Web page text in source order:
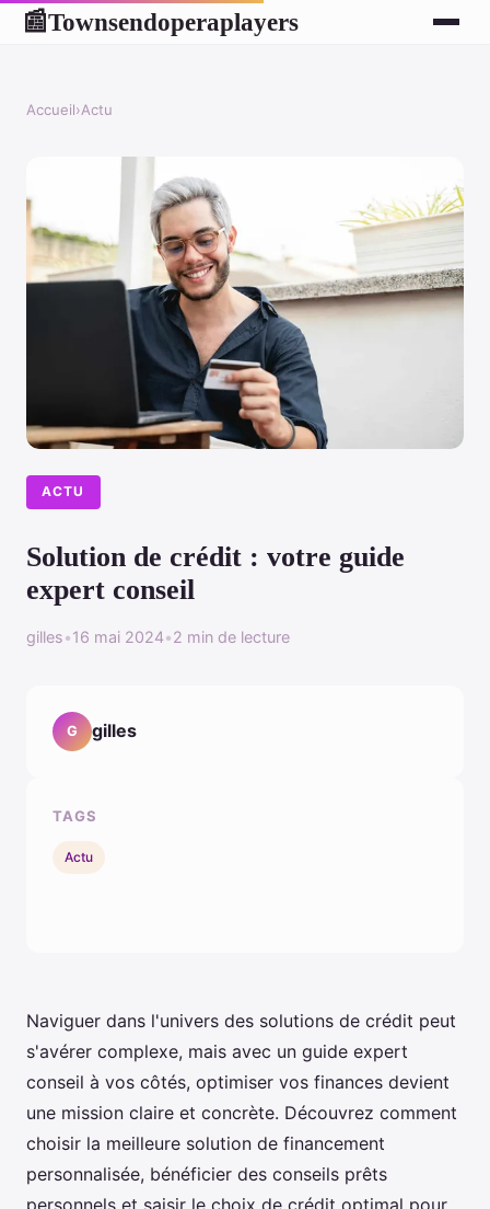
📰Townsendoperaplayers
Accueil›Actu
ACTU
Solution de crédit : votre guide
expert conseil
gilles•16 mai 2024•2 min de lecture
Naviguer dans l'univers des solutions de crédit peut
s'avérer complexe, mais avec un guide expert
conseil à vos côtés, optimiser vos finances devient
une mission claire et concrète. Découvrez comment
choisir la meilleure solution de financement
personnalisée, bénéficier des conseils prêts
G gilles
TAGS
Actu